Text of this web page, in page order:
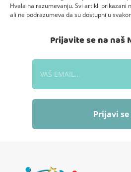
Hvala na razumevanju. Svi artikli prikazani
ali ne podrazumeva da su dostupni u
Prijavite se na naš
Prijavi se